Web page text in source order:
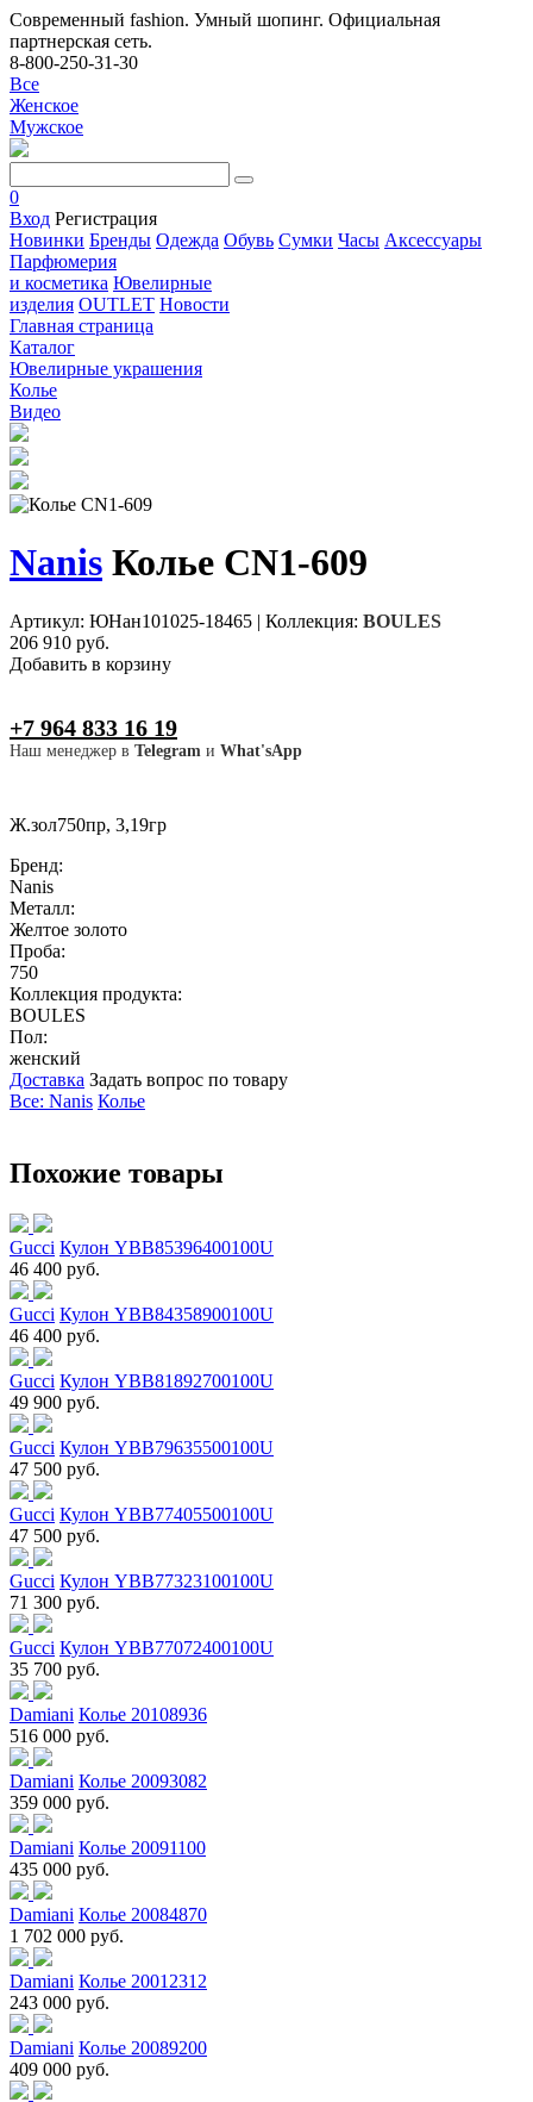
Современный fashion. Умный шопинг. Официальная
партнерская сеть.
8-800-250-31-30
Все
Женское
Мужское
0
Вход Регистрация
Новинки Бренды Одежда Обувь Сумки Часы Аксессуары
Парфюмерия
и косметика Ювелирные
изделия OUTLET Новости
Главная страница
Каталог
Ювелирные украшения
Колье
Видео
Nanis Колье CN1-609
Артикул: ЮНан101025-18465 | Коллекция: BOULES
206 910 руб.
Добавить в корзину
+7 964 833 16 19
Наш менеджер в Telegram и What'sApp
Ж.зол750пр, 3,19гр
Бренд:
Nanis
Металл:
Желтое золото
Проба:
750
Коллекция продукта:
BOULES
Пол:
женский
Доставка Задать вопрос по товару
Все: Nanis Колье
Похожие товары
Gucci Кулон YBB85396400100U
46 400 руб.
Gucci Кулон YBB84358900100U
46 400 руб.
Gucci Кулон YBB81892700100U
49 900 руб.
Gucci Кулон YBB79635500100U
47 500 руб.
Gucci Кулон YBB77405500100U
47 500 руб.
Gucci Кулон YBB77323100100U
71 300 руб.
Gucci Кулон YBB77072400100U
35 700 руб.
Damiani Колье 20108936
516 000 руб.
Damiani Колье 20093082
359 000 руб.
Damiani Колье 20091100
435 000 руб.
Damiani Колье 20084870
1 702 000 руб.
Damiani Колье 20012312
243 000 руб.
Damiani Колье 20089200
409 000 руб.